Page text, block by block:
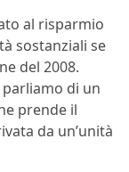
al risparmio
sostanziali se
del 2008.
di un
prende il
da un’unità